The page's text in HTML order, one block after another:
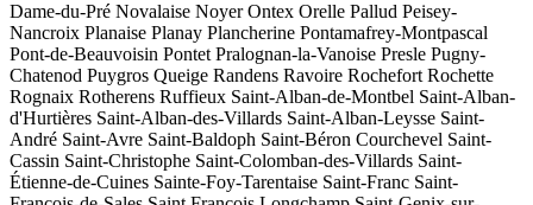
Dame-du-Pré Novalaise Noyer Ontex Orelle Pallud Peisey-
Nancroix Planaise Planay Plancherine Pontamafrey-Montpascal
Pont-de-Beauvoisin Pontet Pralognan-la-Vanoise Presle Pugny-
Chatenod Puygros Queige Randens Ravoire Rochefort Rochette
Rognaix Rotherens Ruffieux Saint-Alban-de-Montbel Saint-Alban-
d'Hurtières Saint-Alban-des-Villards Saint-Alban-Leysse Saint-
André Saint-Avre Saint-Baldoph Saint-Béron Courchevel Saint-
Cassin Saint-Christophe Saint-Colomban-des-Villards Saint-
Étienne-de-Cuines Sainte-Foy-Tarentaise Saint-Franc Saint-